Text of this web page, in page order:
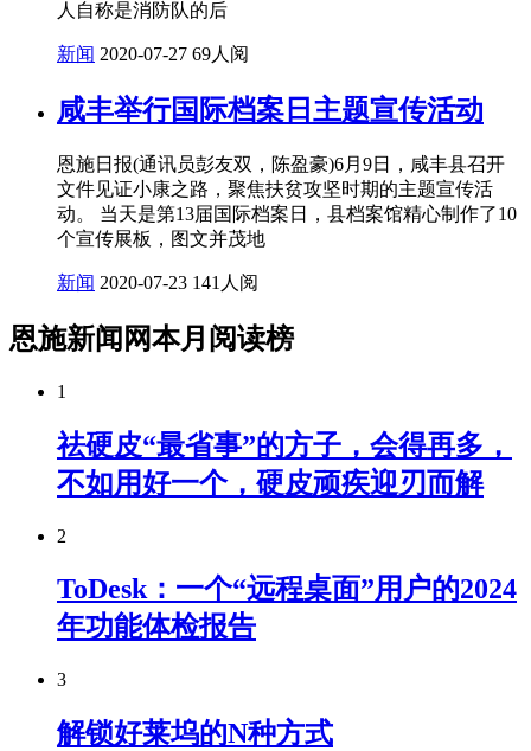
人自称是消防队的后
新闻 2020-07-27 69人阅
咸丰举行国际档案日主题宣传活动
恩施日报(通讯员彭友双，陈盈豪)6月9日，咸丰县召开
文件见证小康之路，聚焦扶贫攻坚时期的主题宣传活
动。 当天是第13届国际档案日，县档案馆精心制作了10
个宣传展板，图文并茂地
新闻 2020-07-23 141人阅
恩施新闻网本月阅读榜
1
祛硬皮“最省事”的方子，会得再多，
不如用好一个，硬皮顽疾迎刃而解
2
ToDesk：一个“远程桌面”用户的2024
年功能体检报告
3
解锁好莱坞的N种方式